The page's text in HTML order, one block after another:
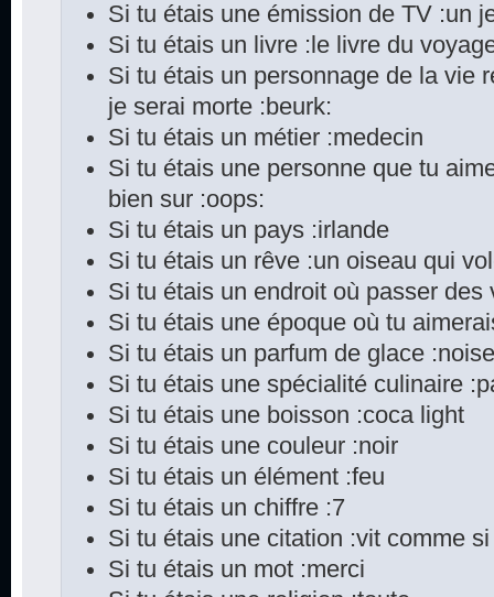
Si tu étais une émission de TV :un
Si tu étais un livre :le livre du
Si tu étais un personnage de la vie
je serai morte :beurk:
Si tu étais un métier :medecin
Si tu étais une personne que tu
bien sur :oops:
Si tu étais un pays :irlande
Si tu étais un rêve :un oiseau qui
Si tu étais un endroit où passer
Si tu étais une époque où tu
Si tu étais un parfum de glace
Si tu étais une spécialité culinaire
Si tu étais une boisson :coca light
Si tu étais une couleur :noir
Si tu étais un élément :feu
Si tu étais un chiffre :7
Si tu étais une citation :vit comme
Si tu étais un mot :merci